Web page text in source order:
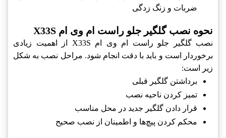
ضربات و زنگ زدگی
نحوه نصب گلگیر جلو راست ام وی ام X33S
نصب گلگیر جلو راست ام وی ام X33S از اهمیت زیادی
برخوردار است و باید با دقت انجام شود. مراحل نصب به شکل
زیر است:
برداشتن گلگیر قبلی
تمیز کردن ناحیه نصب
قرار دادن گلگیر جدید در محل مناسب
محکم کردن پیچ‌ها و اطمینان از نصب صحیح